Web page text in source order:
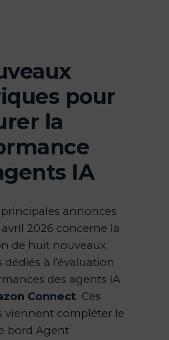
pour
la
IA
principales annonces
avril 2026 concerne la
de huit nouveaux
dédiés à l’évaluation
des agents IA
Connect. Ces
viennent compléter le
bord Agent